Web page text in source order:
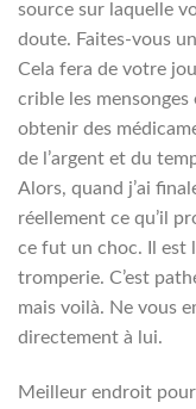
source sur laquelle
doute. Faites-vous
Cela fera de votre
crible les
obtenir des
de l’argent et du
Alors, quand j’ai
réellement ce qu’il
ce fut un choc. Il est
tromperie. C’est
mais voilà. Ne vous
directement à lui.
Meilleur endroit